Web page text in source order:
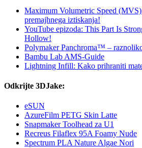
Maximum Volumetric Speed
premajhnega iztiskanja!
YouTube epizoda: This Part Is
Hollow!
Polymaker Panchroma™ –
Bambu Lab AMS-Guide
Lightning Infill: Kako prihraniti
Odkrijte 3DJake:
eSUN
AzureFilm PETG Skin Latte
Snapmaker Toolhead za U1
Recreus Filaflex 95A Foamy Nude
Spectrum PLA Nature Algae Nori